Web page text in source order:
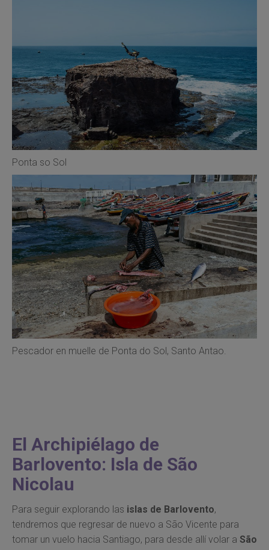
Ponta so Sol
Pescador en muelle de Ponta do Sol, Santo Antao.
El Archipiélago de
Barlovento: Isla de São
Nicolau
Para seguir explorando las islas de Barlovento,
tendremos que regresar de nuevo a São Vicente para
tomar un vuelo hacia Santiago, para desde allí volar a São